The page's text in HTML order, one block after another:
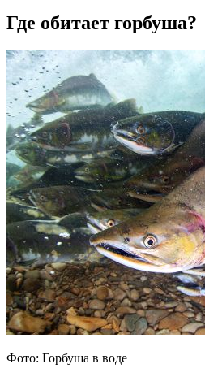
Где обитает горбуша?
Фото: Горбуша в воде